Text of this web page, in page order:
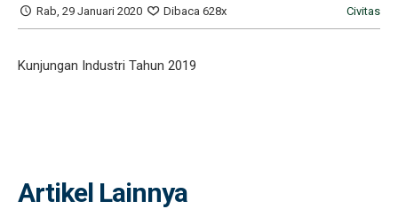
Rab, 29 Januari 2020 Dibaca 628x Civitas
Kunjungan Industri Tahun 2019
Artikel Lainnya